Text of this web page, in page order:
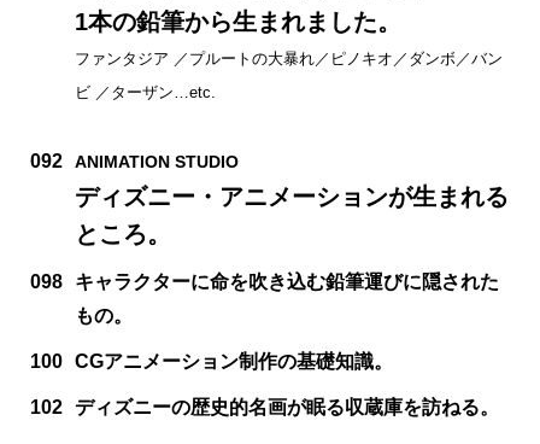
1本の鉛筆から生まれました。
ファンタジア ／プルートの大暴れ／ピノキオ／ダンボ／バン
ビ ／ターザン…etc.
092 ANIMATION STUDIO
ディズニー・アニメーションが生まれる
ところ。
098
キャラクターに命を吹き込む鉛筆運びに隠された
もの。
100 CGアニメーション制作の基礎知識。
102 ディズニーの歴史的名画が眠る収蔵庫を訪ねる。